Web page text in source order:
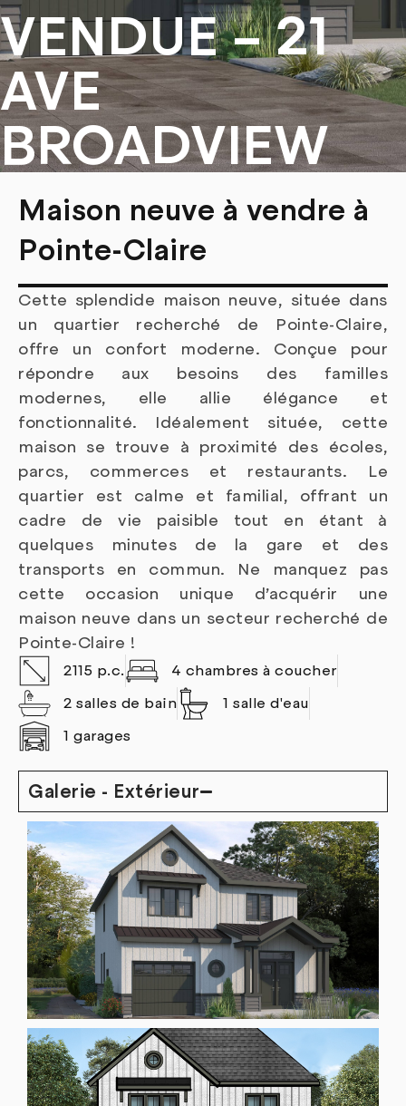
VENDUE – 21
AVE
BROADVIEW
Maison neuve à vendre à
Pointe-Claire
Cette splendide maison neuve, située dans
un quartier recherché de Pointe-Claire,
offre un confort moderne. Conçue pour
répondre aux besoins des familles
modernes, elle allie élégance et
fonctionnalité. Idéalement située, cette
maison se trouve à proximité des écoles,
parcs, commerces et restaurants. Le
quartier est calme et familial, offrant un
cadre de vie paisible tout en étant à
quelques minutes de la gare et des
transports en commun. Ne manquez pas
cette occasion unique d’acquérir une
maison neuve dans un secteur recherché de
Pointe-Claire !
2115 p.c.
4 chambres à coucher
2 salles de bain
1 salle d'eau
1 garages
Galerie - Extérieur